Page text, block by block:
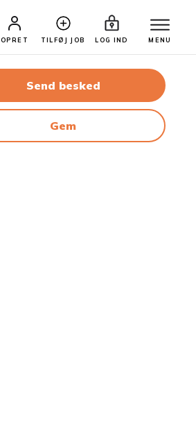
OPRET TILFØJ JOB LOG IND MENU
Send besked
Gem